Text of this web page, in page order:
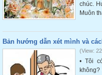
chúc.
Muôn
Bản hướng dẫn xét mình và
(View:
• Tôi